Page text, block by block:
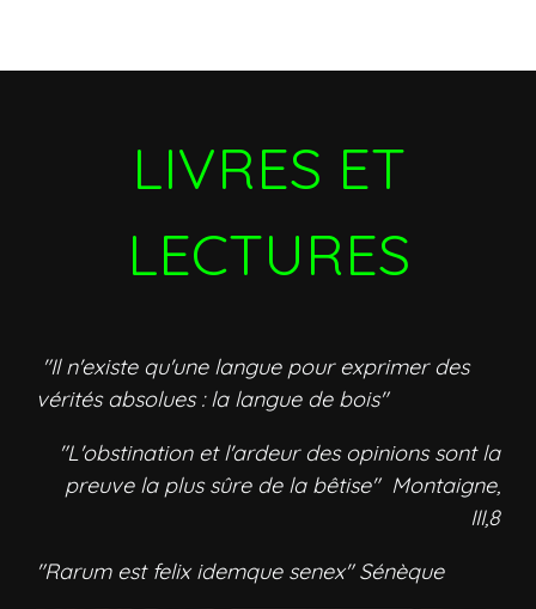
LIVRES ET
LECTURES
"Il n'existe qu'une langue pour exprimer des
vérités absolues : la langue de bois"
"L'obstination et l'ardeur des opinions sont la
preuve la plus sûre de la bêtise" Montaigne,
III,8
"Rarum est felix idemque senex" Sénèque